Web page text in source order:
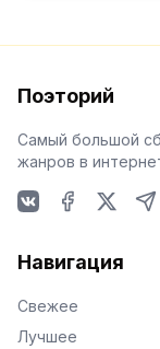
Поэторий
Самый большой
жанров в
Навигация
Свежее
Лучшее